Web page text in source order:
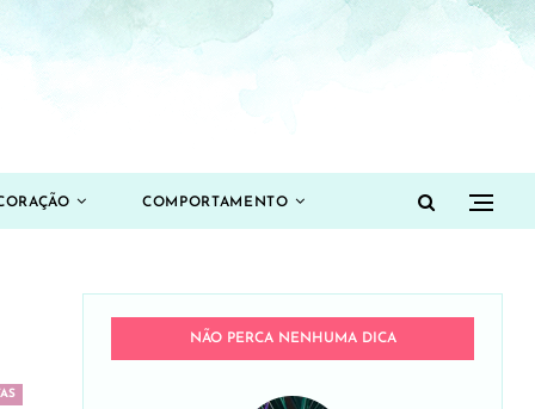
COMPORTAMENTO
NÃO PERCA NENHUMA DICA